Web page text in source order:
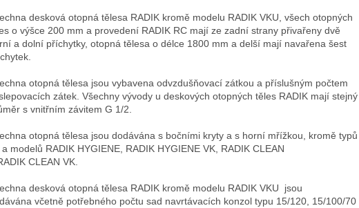
desková otopná tělesa RADIK kromě modelu RADIK VKU, všech otopných
o výšce 200 mm a provedení RADIK RC mají ze zadní strany přivařeny dvě
a dolní příchytky, otopná tělesa o délce 1800 mm a delší mají navařena šest
otopná tělesa jsou vybavena odvzdušňovací zátkou a příslušným počtem
zátek. Všechny vývody u deskových otopných těles RADIK mají stejný
s vnitřním závitem G 1/2.
otopná tělesa jsou dodávána s bočními kryty a s horní mřížkou, kromě typů
a modelů RADIK HYGIENE, RADIK HYGIENE VK, RADIK CLEAN
CLEAN VK.
desková otopná tělesa RADIK kromě modelu RADIK VKU jsou
včetně potřebného počtu sad navrtávacích konzol typu 15/120, 15/100/70